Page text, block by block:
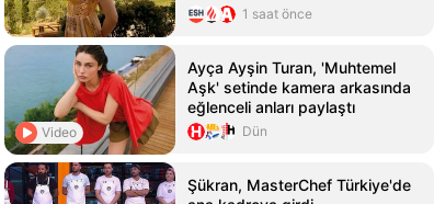
1 saat önce
Video
Ayça Ayşin Turan, 'Muhtemel
Aşk' setinde kamera arkasında
eğlenceli anları paylaştı
Dün
Şükran, MasterChef Türkiye'de